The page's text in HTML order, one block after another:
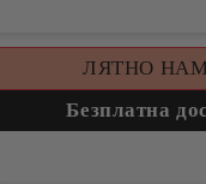
ЛЯТНО
Безплатна